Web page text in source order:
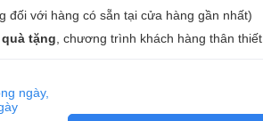
đối với hàng có sẵn tại cửa hàng gần nhất)
tặng , chương trình khách hàng thân thiết.
ngày,